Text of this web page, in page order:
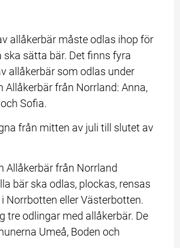
allåkerbär måste odlas ihop för
sätta bär. Det finns fyra
allåkerbär som odlas under
Allåkerbär från Norrland: Anna,
Sofia.
från mitten av juli till slutet av
Allåkerbär från Norrland
bär ska odlas, plockas, rensas
Norrbotten eller Västerbotten.
tre odlingar med allåkerbär. De
Umeå, Boden och